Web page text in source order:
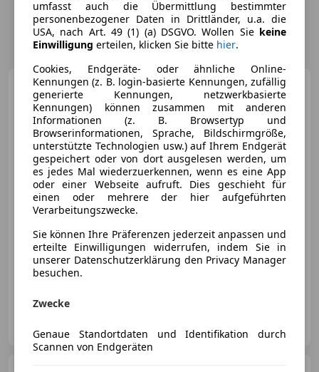
Opel Insignia1.6 CDTI
Business Edition
€ 13 990
03/2019 110 900 km Diesel
100 kW (136 PS)
umfasst auch die Übermittlung bestimmter
personenbezogener Daten in Drittländer, u.a. die
USA, nach Art. 49 (1) (a) DSGVO. Wollen Sie keine
Einwilligung erteilen, klicken Sie bitte hier.
Cookies, Endgeräte- oder ähnliche Online-
Kennungen (z. B. login-basierte Kennungen, zufällig
generierte Kennungen, netzwerkbasierte
Kennungen) können zusammen mit anderen
Informationen (z. B. Browsertyp und
Browserinformationen, Sprache, Bildschirmgröße,
unterstützte Technologien usw.) auf Ihrem Endgerät
gespeichert oder von dort ausgelesen werden, um
es jedes Mal wiederzuerkennen, wenn es eine App
oder einer Webseite aufruft. Dies geschieht für
einen oder mehrere der hier aufgeführten
Verarbeitungszwecke.
Sie können Ihre Präferenzen jederzeit anpassen und
erteilte Einwilligungen widerrufen, indem Sie in
unserer Datenschutzerklärung den Privacy Manager
besuchen.
Zwecke
Genaue Standortdaten und Identifikation durch
Scannen von Endgeräten